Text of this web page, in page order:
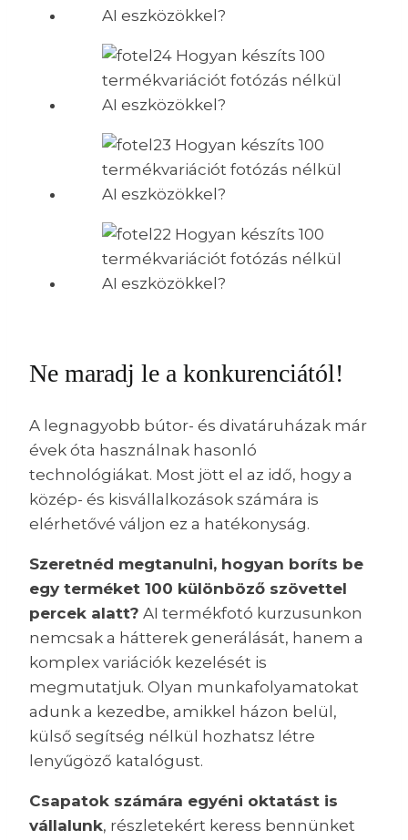
Ne maradj le a konkurenciától!
A legnagyobb bútor- és divatáruházak már
évek óta használnak hasonló
technológiákat. Most jött el az idő, hogy a
közép- és kisvállalkozások számára is
elérhetővé váljon ez a hatékonyság.
Szeretnéd megtanulni, hogyan boríts be
egy terméket 100 különböző szövettel
percek alatt? AI termékfotó kurzusunkon
nemcsak a hátterek generálását, hanem a
komplex variációk kezelését is
megmutatjuk. Olyan munkafolyamatokat
adunk a kezedbe, amikkel házon belül,
külső segítség nélkül hozhatsz létre
lenyűgöző katalógust.
Csapatok számára egyéni oktatást is
vállalunk, részletekért keress bennünket